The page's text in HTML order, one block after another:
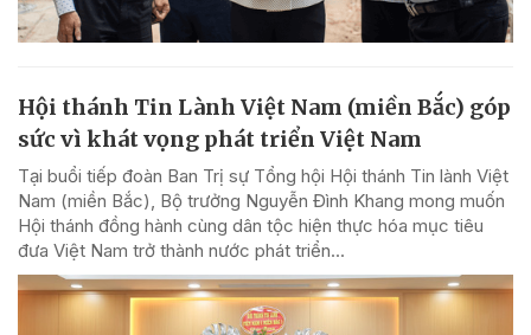
Hội thánh Tin Lành Việt Nam (miền Bắc) góp
sức vì khát vọng phát triển Việt Nam
Tại buổi tiếp đoàn Ban Trị sự Tổng hội Hội thánh Tin lành Việt
Nam (miền Bắc), Bộ trưởng Nguyễn Đình Khang mong muốn
Hội thánh đồng hành cùng dân tộc hiện thực hóa mục tiêu
đưa Việt Nam trở thành nước phát triển...